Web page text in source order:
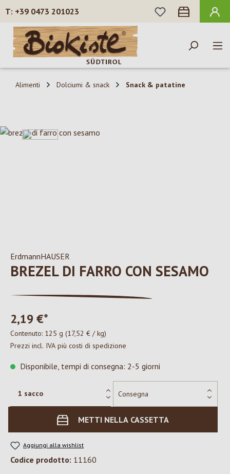
Passa al contenuto principale
+39 0473 201023
HAI 0 ARTICOLI
Alimenti Dolciumi & snack Snack & patatine
Salta la galleria di immagini
ErdmannHAUSER
BREZEL DI FARRO CON SESAMO
2,19 €*
Contenuto: 125 g (17,52 € / kg)
Prezzi incl. IVA più costi di spedizione
Disponibile, tempi di consegna: 2-5 giorni
METTI NELLA CASSETTA
Aggiungi alla wishlist
Codice prodotto: 11160